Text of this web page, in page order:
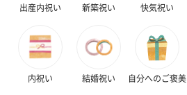
出産内祝い 新築祝い 快気祝い
内祝い 結婚祝い 自分へのご褒美